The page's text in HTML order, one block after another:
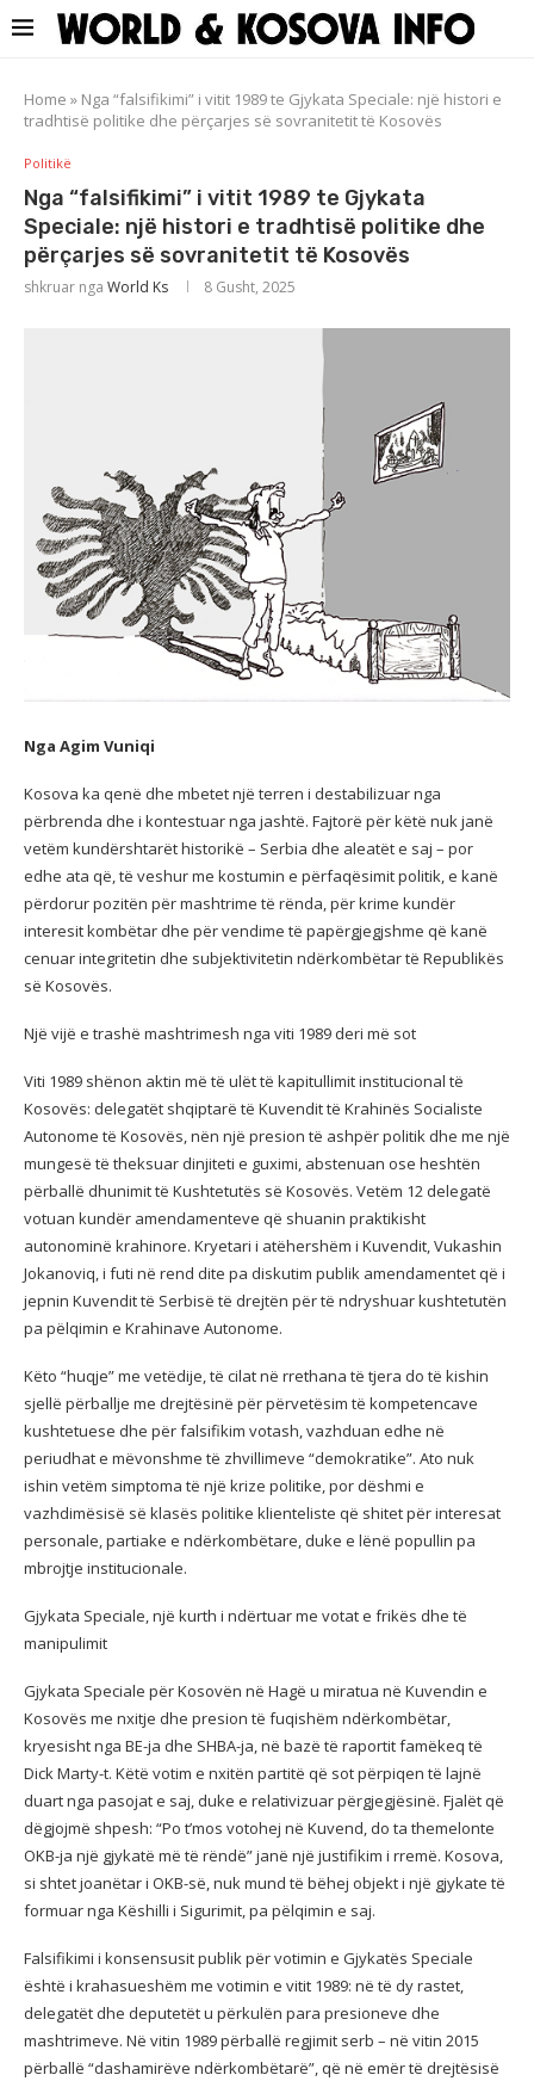
Home » Nga “falsifikimi” i vitit 1989 te Gjykata Speciale: një histori e
tradhtisë politike dhe përçarjes së sovranitetit të Kosovës
Politikë
Nga “falsifikimi” i vitit 1989 te Gjykata
Speciale: një histori e tradhtisë politike dhe
përçarjes së sovranitetit të Kosovës
shkruar nga World Ks 8 Gusht, 2025
Nga Agim Vuniqi
Kosova ka qenë dhe mbetet një terren i destabilizuar nga
përbrenda dhe i kontestuar nga jashtë. Fajtorë për këtë nuk janë
vetëm kundërshtarët historikë – Serbia dhe aleatët e saj – por
edhe ata që, të veshur me kostumin e përfaqësimit politik, e kanë
përdorur pozitën për mashtrime të rënda, për krime kundër
interesit kombëtar dhe për vendime të papërgjegjshme që kanë
cenuar integritetin dhe subjektivitetin ndërkombëtar të Republikës
së Kosovës.
Një vijë e trashë mashtrimesh nga viti 1989 deri më sot
Viti 1989 shënon aktin më të ulët të kapitullimit institucional të
Kosovës: delegatët shqiptarë të Kuvendit të Krahinës Socialiste
Autonome të Kosovës, nën një presion të ashpër politik dhe me një
mungesë të theksuar dinjiteti e guximi, abstenuan ose heshtën
përballë dhunimit të Kushtetutës së Kosovës. Vetëm 12 delegatë
votuan kundër amendamenteve që shuanin praktikisht
autonominë krahinore. Kryetari i atëhershëm i Kuvendit, Vukashin
Jokanoviq, i futi në rend dite pa diskutim publik amendamentet që i
jepnin Kuvendit të Serbisë të drejtën për të ndryshuar kushtetutën
pa pëlqimin e Krahinave Autonome.
Këto “huqje” me vetëdije, të cilat në rrethana të tjera do të kishin
sjellë përballje me drejtësinë për përvetësim të kompetencave
kushtetuese dhe për falsifikim votash, vazhduan edhe në
periudhat e mëvonshme të zhvillimeve “demokratike”. Ato nuk
ishin vetëm simptoma të një krize politike, por dëshmi e
vazhdimësisë së klasës politike klienteliste që shitet për interesat
personale, partiake e ndërkombëtare, duke e lënë popullin pa
mbrojtje institucionale.
Gjykata Speciale, një kurth i ndërtuar me votat e frikës dhe të
manipulimit
Gjykata Speciale për Kosovën në Hagë u miratua në Kuvendin e
Kosovës me nxitje dhe presion të fuqishëm ndërkombëtar,
kryesisht nga BE-ja dhe SHBA-ja, në bazë të raportit famëkeq të
Dick Marty-t. Këtë votim e nxitën partitë që sot përpiqen të lajnë
duart nga pasojat e saj, duke e relativizuar përgjegjësinë. Fjalët që
dëgjojmë shpesh: “Po t’mos votohej në Kuvend, do ta themelonte
OKB-ja një gjykatë më të rëndë” janë një justifikim i rremë. Kosova,
si shtet joanëtar i OKB-së, nuk mund të bëhej objekt i një gjykate të
formuar nga Këshilli i Sigurimit, pa pëlqimin e saj.
Falsifikimi i konsensusit publik për votimin e Gjykatës Speciale
është i krahasueshëm me votimin e vitit 1989: në të dy rastet,
delegatët dhe deputetët u përkulën para presioneve dhe
mashtrimeve. Në vitin 1989 përballë regjimit serb – në vitin 2015
përballë “dashamirëve ndërkombëtarë”, që në emër të drejtësisë